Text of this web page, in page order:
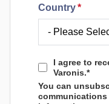
Country*
I agree to
Varonis.*
You can
communications